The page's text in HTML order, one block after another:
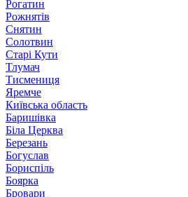
Рогатин
Рожнятів
Снятин
Солотвин
Старі Кути
Тлумач
Тисмениця
Яремче
Київська область
Баришівка
Біла Церква
Березань
Богуслав
Бориспіль
Боярка
Бровари